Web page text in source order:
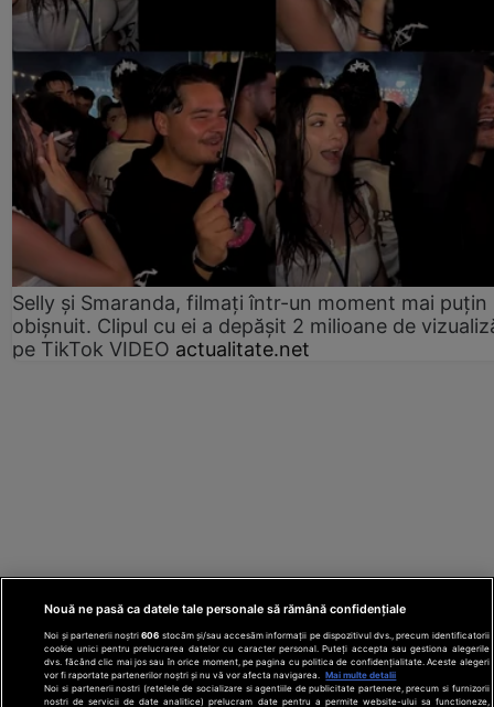
Selly și Smaranda, filmați într-un moment mai puțin
obișnuit. Clipul cu ei a depășit 2 milioane de
pe TikTok VIDEO actualitate.net
Nouă ne pasă ca datele tale personale să rămână confidențiale
Noi și partenerii noștri606 stocăm și/sau accesăm informații pe dispozitivul dvs., precum identificatorii
cookie unici pentru prelucrarea datelor cu caracter personal. Puteți accepta sau gestiona alegerile
dvs. făcând clic mai jos sau în orice moment, pe pagina cu politica de confidențialitate. Aceste alegeri
vor fi raportate partenerilor noștri și nu vă vor afecta navigarea.
Mai multe detalii
Noi si partenerii nostri (retelele de socializare si agentiile de publicitate partenere, precum si furnizorii
nostri de servicii de date analitice) prelucram date pentru a permite website-ului sa functioneze,